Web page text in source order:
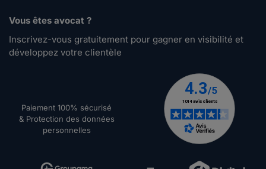
Vous êtes avocat ?
Inscrivez-vous gratuitement pour gagner en visibilité et
développez votre clientèle
Paiement 100% sécurisé
& Protection des données
personnelles